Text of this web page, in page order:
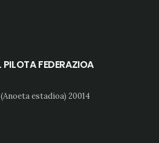
FEDERAZIOA
estadioa) 20014